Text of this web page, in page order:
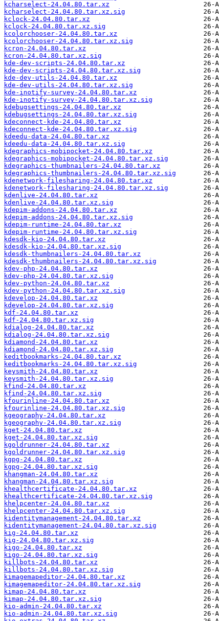
kcharselect-24.04.80.tar.xz
kcharselect-24.04.80.tar.xz.sig
kclock-24.04.80.tar.xz
kclock-24.04.80.tar.xz.sig
kcolorchooser-24.04.80.tar.xz
kcolorchooser-24.04.80.tar.xz.sig
kcron-24.04.80.tar.xz
kcron-24.04.80.tar.xz.sig
kde-dev-scripts-24.04.80.tar.xz
kde-dev-scripts-24.04.80.tar.xz.sig
kde-dev-utils-24.04.80.tar.xz
kde-dev-utils-24.04.80.tar.xz.sig
kde-inotify-survey-24.04.80.tar.xz
kde-inotify-survey-24.04.80.tar.xz.sig
kdebugsettings-24.04.80.tar.xz
kdebugsettings-24.04.80.tar.xz.sig
kdeconnect-kde-24.04.80.tar.xz
kdeconnect-kde-24.04.80.tar.xz.sig
kdeedu-data-24.04.80.tar.xz
kdeedu-data-24.04.80.tar.xz.sig
kdegraphics-mobipocket-24.04.80.tar.xz
kdegraphics-mobipocket-24.04.80.tar.xz.sig
kdegraphics-thumbnailers-24.04.80.tar.xz
kdegraphics-thumbnailers-24.04.80.tar.xz.sig
kdenetwork-filesharing-24.04.80.tar.xz
kdenetwork-filesharing-24.04.80.tar.xz.sig
kdenlive-24.04.80.tar.xz
kdenlive-24.04.80.tar.xz.sig
kdepim-addons-24.04.80.tar.xz
kdepim-addons-24.04.80.tar.xz.sig
kdepim-runtime-24.04.80.tar.xz
kdepim-runtime-24.04.80.tar.xz.sig
kdesdk-kio-24.04.80.tar.xz
kdesdk-kio-24.04.80.tar.xz.sig
kdesdk-thumbnailers-24.04.80.tar.xz
kdesdk-thumbnailers-24.04.80.tar.xz.sig
kdev-php-24.04.80.tar.xz
kdev-php-24.04.80.tar.xz.sig
kdev-python-24.04.80.tar.xz
kdev-python-24.04.80.tar.xz.sig
kdevelop-24.04.80.tar.xz
kdevelop-24.04.80.tar.xz.sig
kdf-24.04.80.tar.xz
kdf-24.04.80.tar.xz.sig
kdialog-24.04.80.tar.xz
kdialog-24.04.80.tar.xz.sig
kdiamond-24.04.80.tar.xz
kdiamond-24.04.80.tar.xz.sig
keditbookmarks-24.04.80.tar.xz
keditbookmarks-24.04.80.tar.xz.sig
keysmith-24.04.80.tar.xz
keysmith-24.04.80.tar.xz.sig
kfind-24.04.80.tar.xz
kfind-24.04.80.tar.xz.sig
kfourinline-24.04.80.tar.xz
kfourinline-24.04.80.tar.xz.sig
kgeography-24.04.80.tar.xz
kgeography-24.04.80.tar.xz.sig
kget-24.04.80.tar.xz
kget-24.04.80.tar.xz.sig
kgoldrunner-24.04.80.tar.xz
kgoldrunner-24.04.80.tar.xz.sig
kgpg-24.04.80.tar.xz
kgpg-24.04.80.tar.xz.sig
khangman-24.04.80.tar.xz
khangman-24.04.80.tar.xz.sig
khealthcertificate-24.04.80.tar.xz
khealthcertificate-24.04.80.tar.xz.sig
khelpcenter-24.04.80.tar.xz
khelpcenter-24.04.80.tar.xz.sig
kidentitymanagement-24.04.80.tar.xz
kidentitymanagement-24.04.80.tar.xz.sig
kig-24.04.80.tar.xz
kig-24.04.80.tar.xz.sig
kigo-24.04.80.tar.xz
kigo-24.04.80.tar.xz.sig
killbots-24.04.80.tar.xz
killbots-24.04.80.tar.xz.sig
kimagemapeditor-24.04.80.tar.xz
kimagemapeditor-24.04.80.tar.xz.sig
kimap-24.04.80.tar.xz
kimap-24.04.80.tar.xz.sig
kio-admin-24.04.80.tar.xz
kio-admin-24.04.80.tar.xz.sig